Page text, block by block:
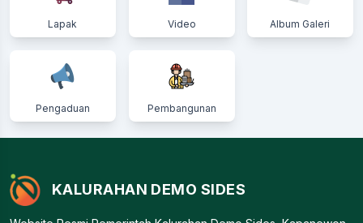
Lapak Video Album Galeri
Pengaduan Pembangunan
KALURAHAN DEMO SIDES